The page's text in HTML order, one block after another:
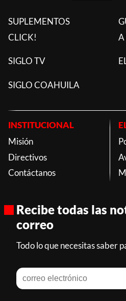
SUPLEMENTOS
CLICK!
A
SIGLO TV
SIGLO COAHUILA
INSTITUCIONAL
Misión
Directivos
Contáctanos
Recibe todas las
correo
Todo lo que necesitas saber